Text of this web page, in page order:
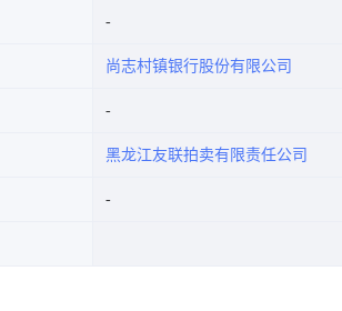
尚志村镇银行股份有限公司
黑龙江友联拍卖有限责任公司